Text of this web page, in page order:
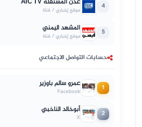
4 موقع إخباري / قناة
5 المشهد اليمني
موقع إخباري / قناة
حسابات التواصل الاجتماعي
1 عمرو سالم باوزير
Facebook
2 أبوخالد الناخبي
X